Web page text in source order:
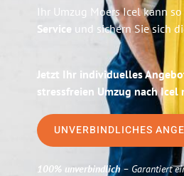
Ihr Umzug Moers Icel kann
Service und sichern Sie sich
Jetzt Ihr individuelles
stressfreien Umzug nach Icel
UNVERBINDLICHES
100% unverbindlich– Garantiert